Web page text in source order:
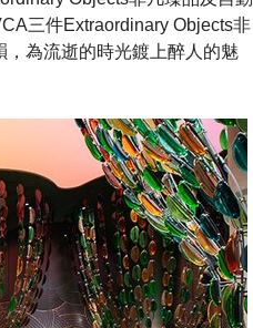
三件Extraordinary Objects非
，為流逝的時光鍍上醉人的魅